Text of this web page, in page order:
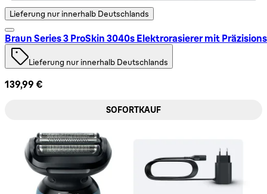
Lieferung nur innerhalb Deutschlands
Braun Series 3 ProSkin 3040s Elektrorasierer mit
Lieferung nur innerhalb Deutschlands
139,99 €
SOFORTKAUF